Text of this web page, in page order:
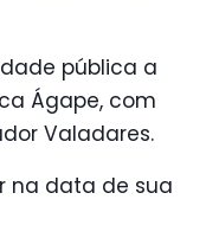
pública a
Ágape, com
Valadares.
na data de sua